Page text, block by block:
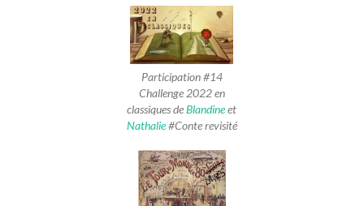
Participation #14
Challenge 2022 en
classiques deBlandineet
Nathalie#Conte revisité